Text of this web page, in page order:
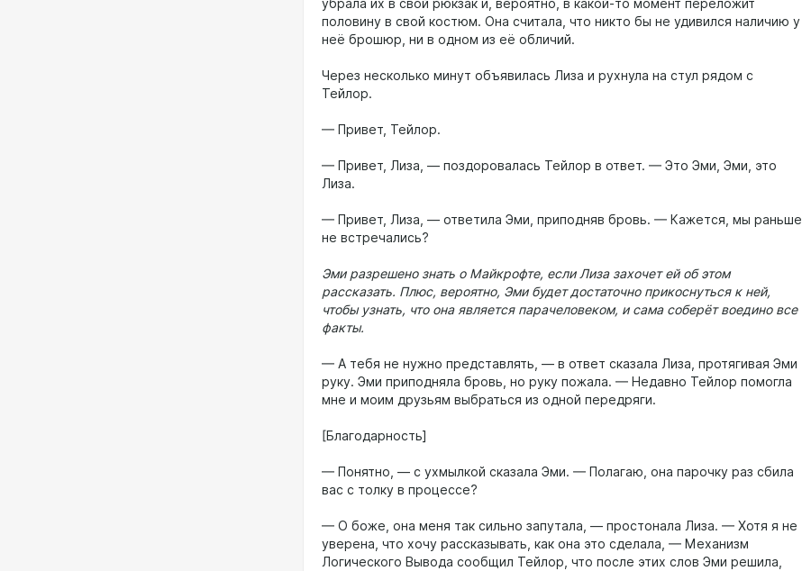
убрала их в свой рюкзак и, вероятно, в какой-то момент переложит
половину в свой костюм. Она считала, что никто бы не удивился наличию у
неё брошюр, ни в одном из её обличий.
Через несколько минут объявилась Лиза и рухнула на стул рядом с
Тейлор.
— Привет, Тейлор.
— Привет, Лиза, — поздоровалась Тейлор в ответ. — Это Эми, Эми, это
Лиза.
— Привет, Лиза, — ответила Эми, приподняв бровь. — Кажется, мы раньше
не встречались?
Эми разрешено знать о Майкрофте, если Лиза захочет ей об этом
рассказать. Плюс, вероятно, Эми будет достаточно прикоснуться к ней,
чтобы узнать, что она является парачеловеком, и сама соберёт воедино все
факты.
— А тебя не нужно представлять, — в ответ сказала Лиза, протягивая Эми
руку. Эми приподняла бровь, но руку пожала. — Недавно Тейлор помогла
мне и моим друзьям выбраться из одной передряги.
[Благодарность]
— Понятно, — с ухмылкой сказала Эми. — Полагаю, она парочку раз сбила
вас с толку в процессе?
— О боже, она меня так сильно запутала, — простонала Лиза. — Хотя я не
уверена, что хочу рассказывать, как она это сделала, — Механизм
Логического Вывода сообщил Тейлор, что после этих слов Эми решила,